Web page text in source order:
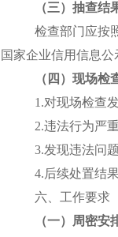
（三）抽查结
检查部门应按
国家企业信用信息
（四）现场
1 .对现场检查
2.违法行为严
3.发现违法问
4.后续处置结
六、工作要求
（一）周密安